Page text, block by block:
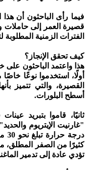
فيما رأى الباحثون أن
قصيرة العمر إلى حاملات
الفترات الزمنية
كيف تحقق الإنجاز؟
هذا واعتمد الباحثون على
أولًا، استخدموا نوعًا
القصيرة، والتي تتميز
أسطح البلورات.
ثانيًا، قاموا بتبريد
كثيرًا من الصفر المطلق،
تؤدي عادة إلى تدمير